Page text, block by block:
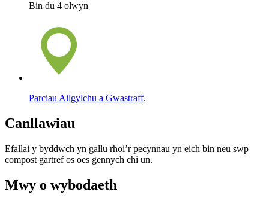
Bin du 4 olwyn
Parciau Ailgylchu a Gwastraff.
Canllawiau
Efallai y byddwch yn gallu rhoi’r pecynnau yn eich bin neu swp
compost gartref os oes gennych chi un.
Mwy o wybodaeth